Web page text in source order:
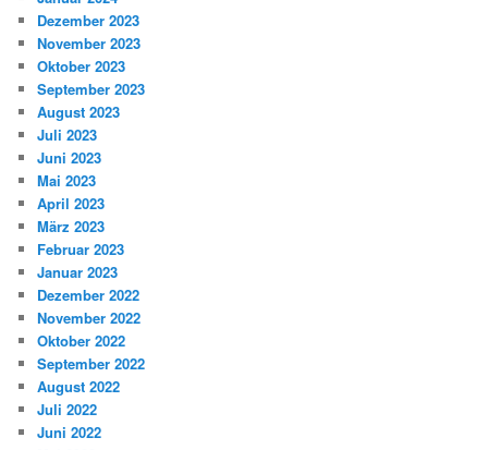
Dezember 2023
November 2023
Oktober 2023
September 2023
August 2023
Juli 2023
Juni 2023
Mai 2023
April 2023
März 2023
Februar 2023
Januar 2023
Dezember 2022
November 2022
Oktober 2022
September 2022
August 2022
Juli 2022
Juni 2022